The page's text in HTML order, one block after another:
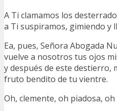
A Ti clamamos los
a Ti suspiramos, gimiendo y
Ea, pues, Señora Abogada
vuelve a nosotros tus ojos
y después de este destierro,
fruto bendito de tu vientre.
Oh, clemente, oh piadosa,